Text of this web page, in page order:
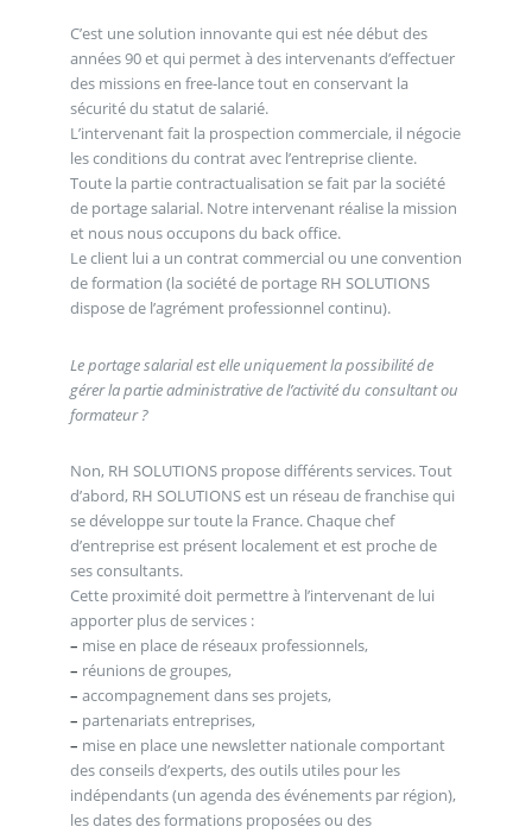
C’est une solution innovante qui est née début des
années 90 et qui permet à des intervenants d’effectuer
des missions en free-lance tout en conservant la
sécurité du statut de salarié.
L’intervenant fait la prospection commerciale, il négocie
les conditions du contrat avec l’entreprise cliente.
Toute la partie contractualisation se fait par la société
de portage salarial. Notre intervenant réalise la mission
et nous nous occupons du back office.
Le client lui a un contrat commercial ou une convention
de formation (la société de portage RH SOLUTIONS
dispose de l’agrément professionnel continu).
Le portage salarial est elle uniquement la possibilité de
gérer la partie administrative de l’activité du consultant ou
formateur ?
Non, RH SOLUTIONS propose différents services. Tout
d’abord, RH SOLUTIONS est un réseau de franchise qui
se développe sur toute la France. Chaque chef
d’entreprise est présent localement et est proche de
ses consultants.
Cette proximité doit permettre à l’intervenant de lui
apporter plus de services :
– mise en place de réseaux professionnels,
– réunions de groupes,
– accompagnement dans ses projets,
– partenariats entreprises,
– mise en place une newsletter nationale comportant
des conseils d’experts, des outils utiles pour les
indépendants (un agenda des événements par région),
les dates des formations proposées ou des